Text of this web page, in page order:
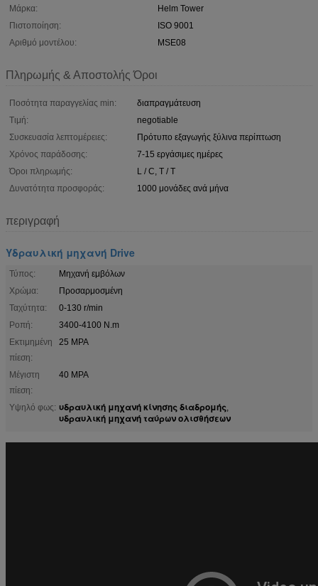
Μάρκα:
Helm Tower
Πιστοποίηση:
ISO 9001
Αριθμό μοντέλου:
MSE08
Πληρωμής & Αποστολής Όροι
Ποσότητα παραγγελίας min:
διαπραγμάτευση
Τιμή:
negotiable
Συσκευασία λεπτομέρειες:
Πρότυπο εξαγωγής ξύλινα περίπτωση
Χρόνος παράδοσης:
7-15 εργάσιμες ημέρες
Όροι πληρωμής:
L / C, T / T
Δυνατότητα προσφοράς:
1000 μονάδες ανά μήνα
περιγραφή
Υδραυλική μηχανή Drive
Τύπος:
Μηχανή εμβόλων
Χρώμα:
Προσαρμοσμένη
Ταχύτητα:
0-130 r/min
Ροπή:
3400-4100 N.m
Εκτιμημένη
πίεση:
25 MPA
Μέγιστη
πίεση:
40 MPA
Υψηλό φως: υδραυλική μηχανή κίνησης διαδρομής,
υδραυλική μηχανή ταύρων ολισθήσεων